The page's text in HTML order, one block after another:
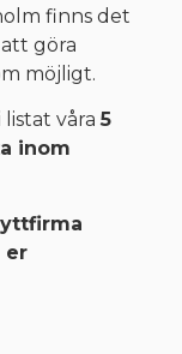
finns det
göra
möjligt.
listat våra5
inom
er